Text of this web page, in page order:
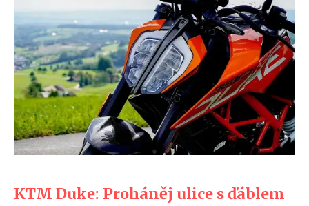
KTM Duke: Proháněj ulice s ďáblem